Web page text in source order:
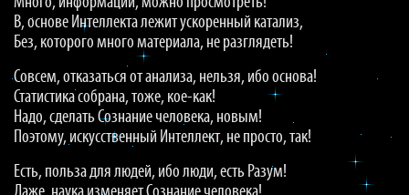
В, основе Интеллекта лежит ускоренный катализ,
Без, которого много материала, не разглядеть!
Совсем, отказаться от анализа, нельзя, ибо основа!
Статистика собрана, тоже, кое-как!
Надо, сделать Сознание человека, новым!
Поэтому, искусственный Интеллект, не просто, так!
Есть, польза для людей, ибо люди, есть Разум!